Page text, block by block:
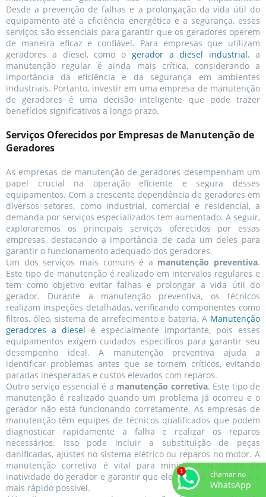
Desde a prevenção de falhas e a prolongação da vida útil do
equipamento até a eficiência energética e a segurança, esses
serviços são essenciais para garantir que os geradores operem
de maneira eficaz e confiável. Para empresas que utilizam
geradores a diesel, como o gerador a diesel industrial, a
manutenção regular é ainda mais crítica, considerando a
importância da eficiência e da segurança em ambientes
industriais. Portanto, investir em uma empresa de manutenção
de geradores é uma decisão inteligente que pode trazer
benefícios significativos a longo prazo.
Serviços Oferecidos por Empresas de Manutenção de
Geradores
As empresas de manutenção de geradores desempenham um
papel crucial na operação eficiente e segura desses
equipamentos. Com a crescente dependência de geradores em
diversos setores, como industrial, comercial e residencial, a
demanda por serviços especializados tem aumentado. A seguir,
exploraremos os principais serviços oferecidos por essas
empresas, destacando a importância de cada um deles para
garantir o funcionamento adequado dos geradores.
Um dos serviços mais comuns é a manutenção preventiva.
Este tipo de manutenção é realizado em intervalos regulares e
tem como objetivo evitar falhas e prolongar a vida útil do
gerador. Durante a manutenção preventiva, os técnicos
realizam inspeções detalhadas, verificando componentes como
filtros, óleo, sistema de arrefecimento e bateria. A Manutenção
geradores a diesel é especialmente importante, pois esses
equipamentos exigem cuidados específicos para garantir seu
desempenho ideal. A manutenção preventiva ajuda a
identificar problemas antes que se tornem críticos, evitando
paradas inesperadas e custos elevados com reparos.
Outro serviço essencial é a manutenção corretiva. Este tipo de
manutenção é realizado quando um problema já ocorreu e o
gerador não está funcionando corretamente. As empresas de
manutenção têm equipes de técnicos qualificados que podem
diagnosticar rapidamente a falha e realizar os reparos
necessários. Isso pode incluir a substituição de peças
danificadas, ajustes no sistema elétrico ou reparos no motor. A
manutenção corretiva é vital para minimizar o tempo de
inatividade do gerador e garantir que ele retorne à operação o
mais rápido possível.
chamar no
WhatsApp